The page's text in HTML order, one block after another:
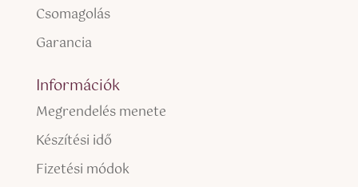
Csomagolás
Garancia
Információk
Megrendelés menete
Készítési idő
Fizetési módok